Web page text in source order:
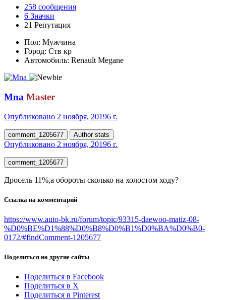
258 сообщения
6 Значки
21 Репутация
Пол: Мужчина
Город: Ств кр
Автомобиль: Renault Megane
Mna Master
Опубликовано 2 ноября, 20196 г.
comment_1205677 Author stats
Опубликовано 2 ноября, 20196 г.
comment_1205677
Дросель 11%,а обороты сколько на холостом ходу?
Ссылка на комментарий
https://www.auto-bk.ru/forum/topic/93315-daewoo-matiz-08-
%D0%BE%D1%88%D0%B8%D0%B1%D0%BA%D0%B0-
0172/#findComment-1205677
Поделиться на другие сайты
Поделиться в Facebook
Поделиться в X
Поделиться в Pinterest